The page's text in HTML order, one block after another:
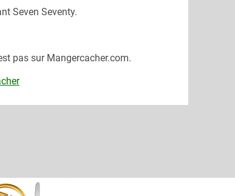
Seven Seventy.
pas sur Mangercacher.com.